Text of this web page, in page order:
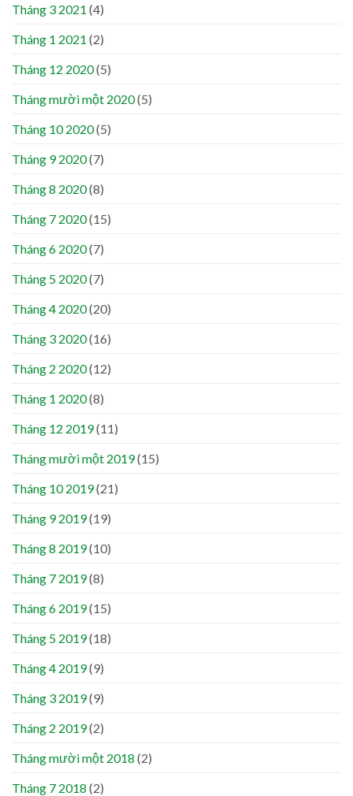
Tháng 3 2021 (4)
Tháng 1 2021 (2)
Tháng 12 2020(5)
Tháng mười một 2020(5)
Tháng 10 2020(5)
Tháng 9 2020(7)
Tháng 8 2020(8)
Tháng 7 2020(15)
Tháng 6 2020(7)
Tháng 5 2020(7)
Tháng 4 2020(20)
Tháng 3 2020(16)
Tháng 2 2020(12)
Tháng 1 2020(8)
Tháng 12 2019(11)
Tháng mười một 2019(15)
Tháng 10 2019(21)
Tháng 9 2019(19)
Tháng 8 2019(10)
Tháng 7 2019(8)
Tháng 6 2019(15)
Tháng 5 2019(18)
Tháng 4 2019(9)
Tháng 3 2019(9)
Tháng 2 2019(2)
Tháng mười một 2018 (2)
Tháng 7 2018 (2)